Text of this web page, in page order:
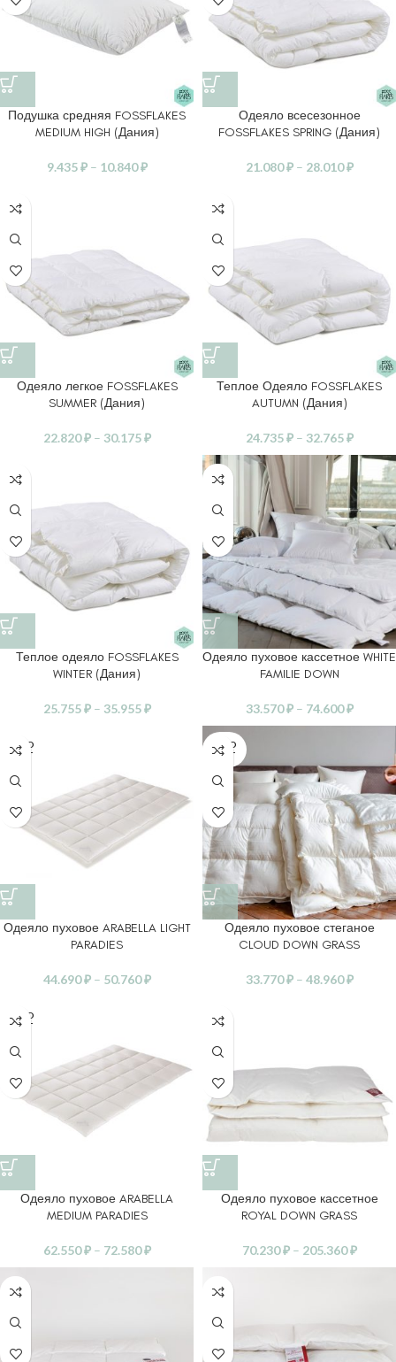
Подушка средняя FOSSFLAKES
MEDIUM HIGH (Дания)
9.435₽ – 10.840₽
Одеяло всесезонное
FOSSFLAKES SPRING (Дания)
21.080₽ – 28.010₽
Одеяло легкое FOSSFLAKES
SUMMER (Дания)
22.820₽ – 30.175₽
Теплое Одеяло FOSSFLAKES
AUTUMN (Дания)
24.735₽ – 32.765₽
Теплое одеяло FOSSFLAKES
WINTER (Дания)
25.755₽ – 35.955₽
Одеяло пуховое кассетное WHITE
FAMILIE DOWN
33.570₽ – 74.600₽
SOLD
OUT
Одеяло пуховое ARABELLA LIGHT
PARADIES
44.690₽ – 50.760₽
SOLD
OUT
Одеяло пуховое стеганое
CLOUD DOWN GRASS
33.770₽ – 48.960₽
SOLD
OUT
Одеяло пуховое ARABELLA
MEDIUM PARADIES
62.550₽ – 72.580₽
Одеяло пуховое кассетное
ROYAL DOWN GRASS
70.230₽ – 205.360₽